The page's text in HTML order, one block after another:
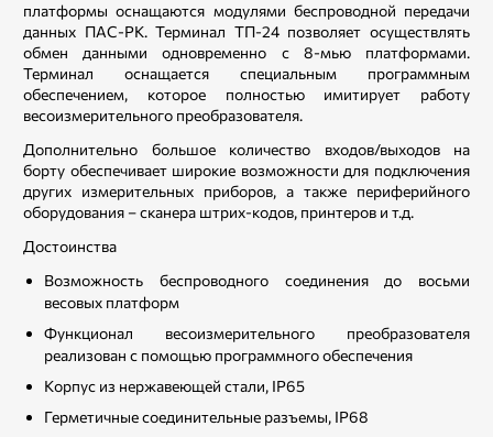
платформы оснащаются модулями беспроводной передачи
данных ПАС-РК. Терминал ТП-24 позволяет осуществлять
обмен данными одновременно с 8-мью платформами.
Терминал оснащается специальным программным
обеспечением, которое полностью имитирует работу
весоизмерительного преобразователя.
Дополнительно большое количество входов/выходов на
борту обеспечивает широкие возможности для подключения
других измерительных приборов, а также периферийного
оборудования – сканера штрих-кодов, принтеров и т.д.
Достоинства
Возможность беспроводного соединения до восьми
весовых платформ
Функционал весоизмерительного преобразователя
реализован с помощью программного обеспечения
Корпус из нержавеющей стали, IP65
Герметичные соединительные разъемы, IP68